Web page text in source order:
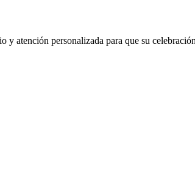
atención personalizada para que su